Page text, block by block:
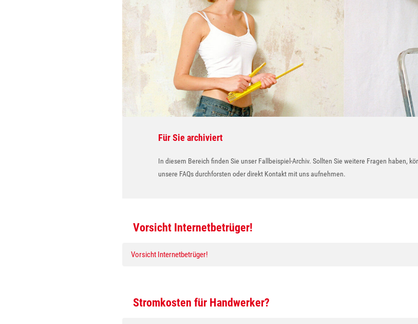
Für Sie archiviert
In diesem Bereich finden Sie unser Fallbeispiel-Archiv. Sollten Sie weitere Fragen haben,
unsere FAQs durchforsten oder direkt Kontakt mit uns aufnehmen.
Vorsicht Internetbetrüger!
Vorsicht Internetbetrüger!
Stromkosten für Handwerker?